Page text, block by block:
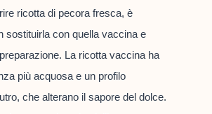
ricotta di pecora fresca, è
sostituirla con quella vaccina e
La ricotta vaccina ha
più acquosa e un profilo
che alterano il sapore del dolce.